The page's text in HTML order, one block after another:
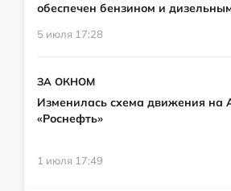
обеспечен бензином и
5 июля 17:28
ЗА ОКНОМ
Изменилась схема движения на
«Роснефть»
1 июля 17:49